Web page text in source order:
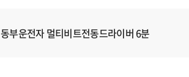
동부운전자 멀티비트전동드라이버 6분